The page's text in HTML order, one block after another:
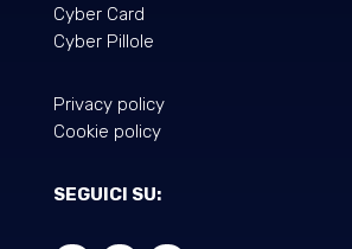
Cyber Card
Cyber Pillole
Privacy policy
Cookie policy
SEGUICI SU: